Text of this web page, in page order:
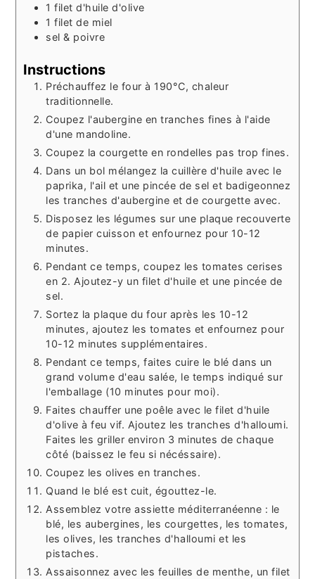
1 filet d'huile d'olive
1 filet de miel
sel & poivre
Instructions
Préchauffez le four à 190°C, chaleur
traditionnelle.
Coupez l'aubergine en tranches fines à l'aide
d'une mandoline.
Coupez la courgette en rondelles pas trop fines.
Dans un bol mélangez la cuillère d'huile avec le
paprika, l'ail et une pincée de sel et badigeonnez
les tranches d'aubergine et de courgette avec.
Disposez les légumes sur une plaque recouverte
de papier cuisson et enfournez pour 10-12
minutes.
Pendant ce temps, coupez les tomates cerises
en 2. Ajoutez-y un filet d'huile et une pincée de
sel.
Sortez la plaque du four après les 10-12
minutes, ajoutez les tomates et enfournez pour
10-12 minutes supplémentaires.
Pendant ce temps, faites cuire le blé dans un
grand volume d'eau salée, le temps indiqué sur
l'emballage (10 minutes pour moi).
Faites chauffer une poêle avec le filet d'huile
d'olive à feu vif. Ajoutez les tranches d'halloumi.
Faites les griller environ 3 minutes de chaque
côté (baissez le feu si nécéssaire).
Coupez les olives en tranches.
Quand le blé est cuit, égouttez-le.
Assemblez votre assiette méditerranéenne : le
blé, les aubergines, les courgettes, les tomates,
les olives, les tranches d'halloumi et les
pistaches.
Assaisonnez avec les feuilles de menthe, un filet